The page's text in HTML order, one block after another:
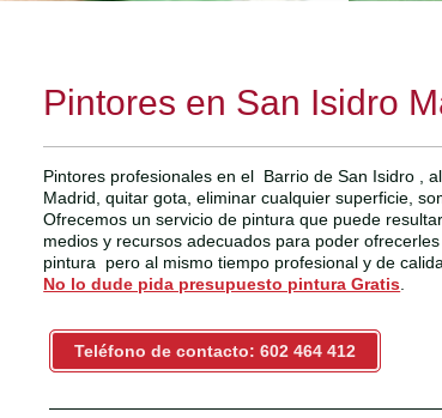
Pintores en San Isidro
Pintores profesionales en el Barrio de San Isidro ,
Madrid, quitar gota, eliminar cualquier superficie,
Ofrecemos un servicio de pintura que puede
medios y recursos adecuados para poder
pintura pero al mismo tiempo profesional y de
No lo dude pida presupuesto pintura Gratis
Teléfono de contacto: 602 464 412